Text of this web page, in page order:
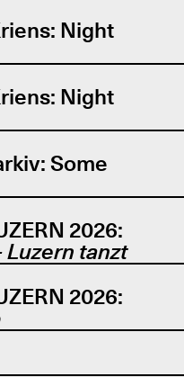
Night
Night
Some
2026:
tanzt
2026: